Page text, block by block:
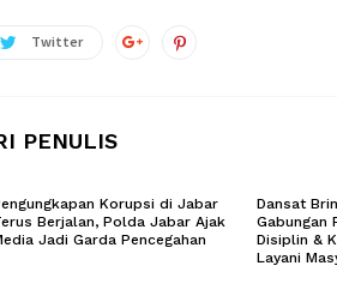
Twitter
PENULIS
Korupsi di Jabar
Berjalan, Polda Jabar Ajak
Jadi Garda Pencegahan
Dansat
Gabungan
Disiplin &
Layani